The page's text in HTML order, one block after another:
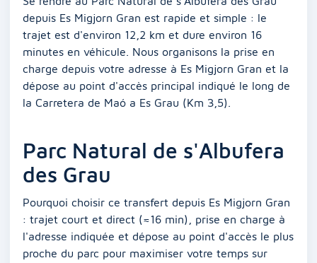
depuis Es Migjorn Gran est rapide et simple : le
trajet est d'environ 12,2 km et dure environ 16
minutes en véhicule. Nous organisons la prise en
charge depuis votre adresse à Es Migjorn Gran et la
dépose au point d'accès principal indiqué le long de
la Carretera de Maó a Es Grau (Km 3,5).
Parc Natural de s'Albufera
des Grau
Pourquoi choisir ce transfert depuis Es Migjorn Gran
: trajet court et direct (≈16 min), prise en charge à
l'adresse indiquée et dépose au point d'accès le plus
proche du parc pour maximiser votre temps sur